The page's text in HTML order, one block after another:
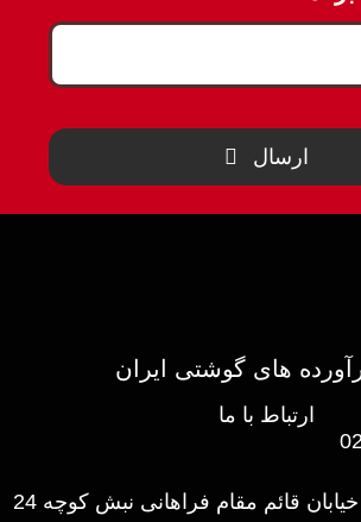
ارسال
های گوشتی ایران
ارتباط با ما
آدرس: تهران خیابان قائم مقام فراهانی نبش کوچه 24